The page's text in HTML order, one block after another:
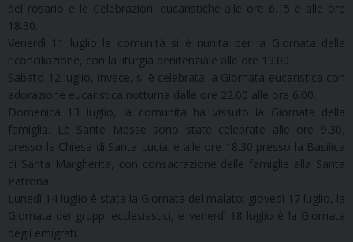
del rosario e le Celebrazioni eucaristiche alle ore 6.15 e alle ore
18.30.
Venerdì 11 luglio la comunità si è riunita per la Giornata della
riconciliazione, con la liturgia penitenziale alle ore 19.00.
Sabato 12 luglio, invece, si è celebrata la Giornata eucaristica con
adorazione eucaristica notturna dalle ore 22.00 alle ore 6.00.
Domenica 13 luglio, la comunità ha vissuto la Giornata della
famiglia. Le Sante Messe sono state celebrate alle ore 9.30,
presso la Chiesa di Santa Lucia; e alle ore 18.30 presso la Basilica
di Santa Margherita, con consacrazione delle famiglie alla Santa
Patrona.
Lunedì 14 luglio è stata la Giornata del malato; giovedì 17 luglio, la
Giornata dei gruppi ecclesiastici, e venerdì 18 luglio è la Giornata
degli emigrati.